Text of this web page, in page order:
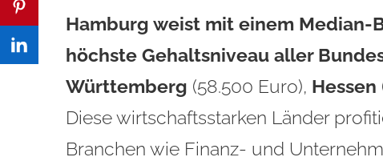
Hamburg weist mit einem Median-
höchste Gehaltsniveau aller
Württemberg (58.500 Euro), Hessen
Diese wirtschaftsstarken Länder
Branchen wie Finanz- und